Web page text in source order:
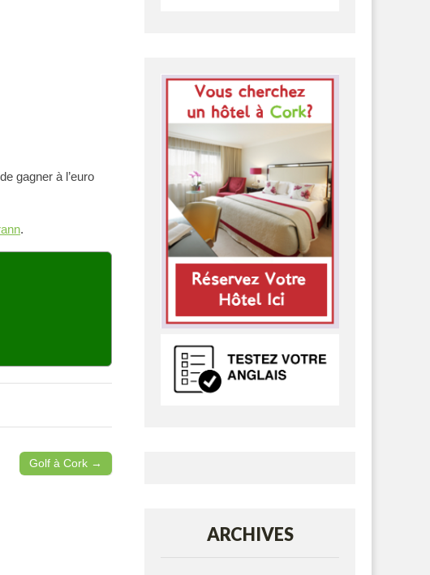
gagner à l’euro
.
Golf à Cork →
ARCHIVES